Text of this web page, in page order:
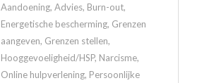
Aandoening, Advies, Burn-out,
Energetische bescherming, Grenzen
aangeven, Grenzen stellen,
Hooggevoeligheid/HSP, Narcisme,
Online hulpverlening, Persoonlijke